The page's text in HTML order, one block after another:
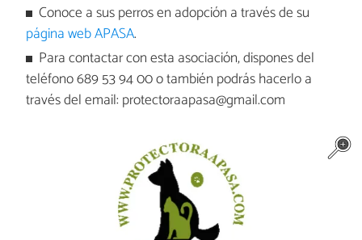
Conoce a sus perros en adopción a través de su
página web APASA.
Para contactar con esta asociación, dispones del
teléfono 689 53 94 00 o también podrás hacerlo a
través del email: protectoraapasa@gmail.com